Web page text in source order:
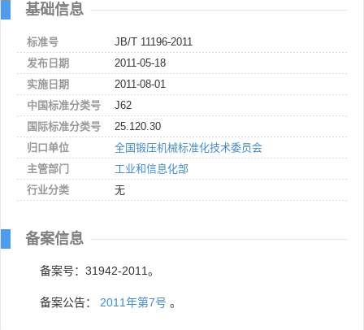
基础信息
标准号
JB/T 11196-2011
发布日期
2011-05-18
实施日期
2011-08-01
中国标准分类号
J62
国际标准分类号
25.120.30
归口单位
全国锻压机械标准化技术委员会
主管部门
工业和信息化部
行业分类
无
备案信息
备案号：31942-2011。
备案公告： 2011年第7号 。